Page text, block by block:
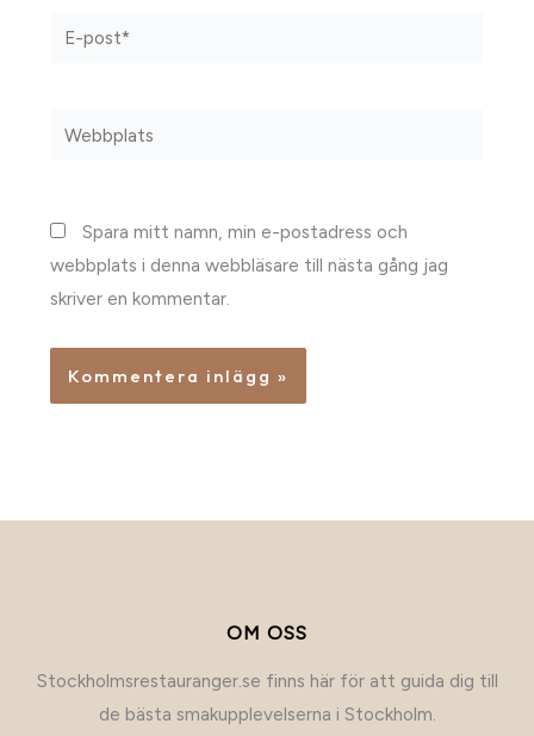
E-
Webbplats
Spara mitt namn, min e-postadress och
webbplats i denna webbläsare till nästa gång jag
skriver en kommentar.
OM OSS
Stockholmsrestauranger.se finns här för att guida dig till
de bästa smakupplevelserna i Stockholm.